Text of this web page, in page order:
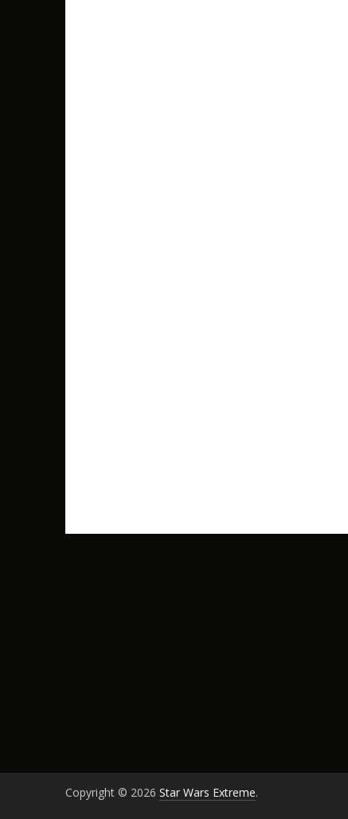
Copyright © 2026 Star Wars Extreme.